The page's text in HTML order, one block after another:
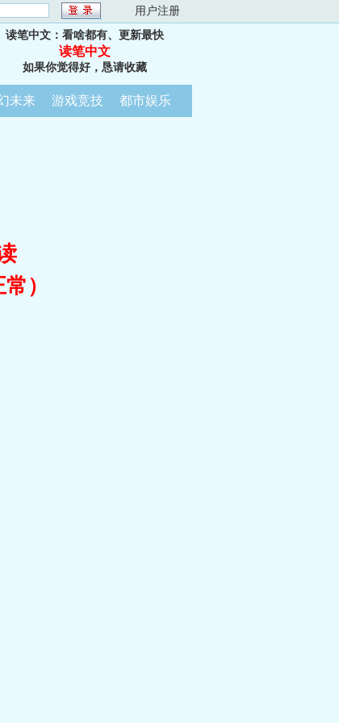
用户注册
读笔中文：看啥都有、更新最快
读笔中文
如果你觉得好，恳请收藏
未来 游戏竞技 都市娱乐
）